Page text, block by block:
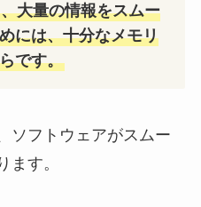
大量の情報をスムー
には、十分なメモリ
です。
ソフトウェアがスムー
ます。